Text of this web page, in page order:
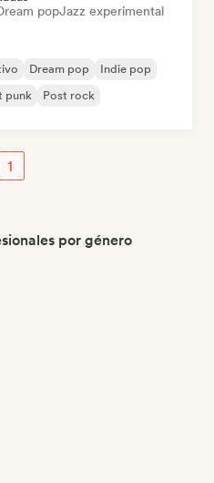
popJazz experimental
Dream pop
Indie pop
punk Post rock
1
por género